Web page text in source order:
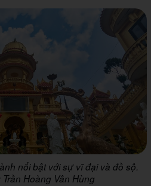
nổi bật với sự vĩ đại và đồ sộ.
Hoàng Vân Hùng